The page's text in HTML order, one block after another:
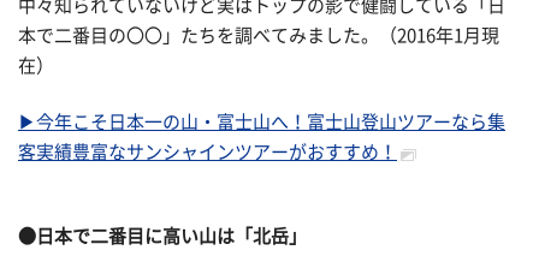
中々知られていないけど実はトップの影で健闘している「日
本で二番目の〇〇」たちを調べてみました。（2016年1月現
在）
▶今年こそ日本一の山・富士山へ！富士山登山ツアーなら集
客実績豊富なサンシャインツアーがおすすめ！
●日本で二番目に高い山は「北岳」